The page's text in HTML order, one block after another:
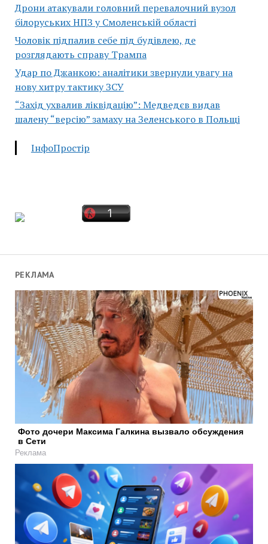
Дрони атакували головний перевалочний вузол
білоруських НПЗ у Смоленській області
Чоловік підпалив себе під будівлею, де
розглядають справу Трампа
Удар по Джанкою: аналітики звернули увагу на
нову хитру тактику ЗСУ
“Захід ухвалив ліквідацію”: Медведєв видав
шалену “версію” замаху на Зеленського в Польщі
ІнфоПростір
РЕКЛАМА
Фото дочери Максима Галкина вызвало обсуждения
в Сети
Реклама